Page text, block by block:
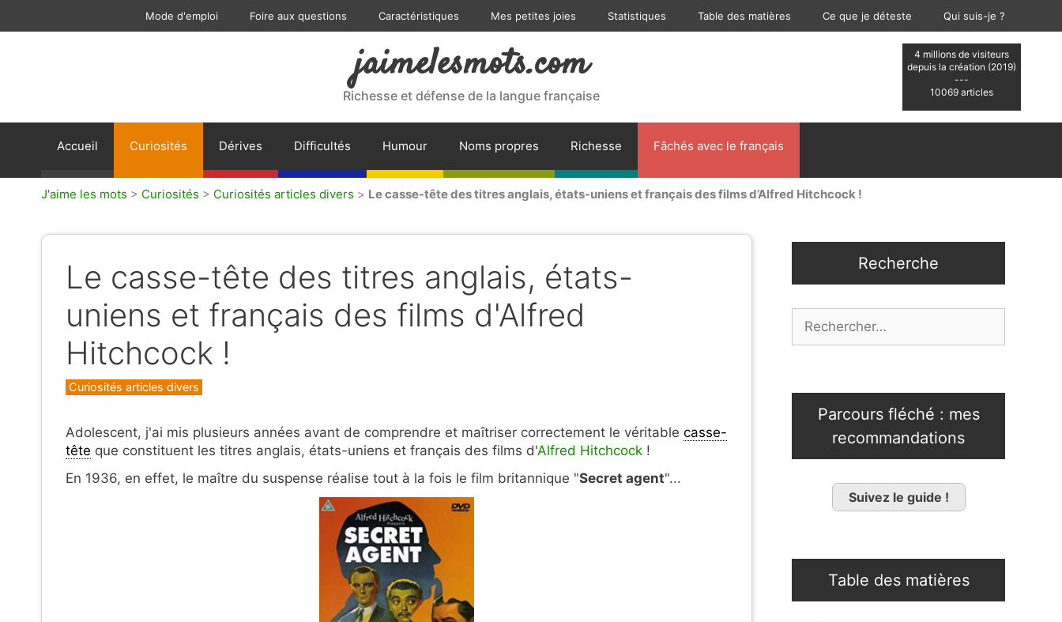
Mode d'emploi Foire aux questions Caractéristiques Mes petites joies Statistiques Table des matières Ce que je déteste Qui suis-je ?
4 millions de visiteurs
depuis la création (2019)
---
10069 articles
jaimelesmots.com
Richesse et défense de la langue française
Accueil Curiosités Dérives Difficultés Humour Noms propres Richesse Fâchés avec le français
J'aime les mots > Curiosités > Curiosités articles divers > Le casse-tête des titres anglais, états-uniens et français des films d’Alfred Hitchcock !
Le casse-tête des titres anglais, états-
uniens et français des films d'Alfred
Hitchcock !
Catégories
Curiosités articles divers
Adolescent, j'ai mis plusieurs années avant de comprendre et maîtriser correctement le véritable casse-
tête que constituent les titres anglais, états-uniens et français des films d'Alfred Hitchcock !
En 1936, en effet, le maître du suspense réalise tout à la fois le film britannique "Secret agent"...
Recherche
Parcours fléché : mes
recommandations
Suivez le guide !
Table des matières